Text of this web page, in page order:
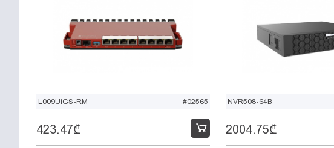
L009UiGS-RM #02565
423.47₾
NVR508-64B
2004.75₾